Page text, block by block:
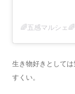
生き物好きとして
すくい。